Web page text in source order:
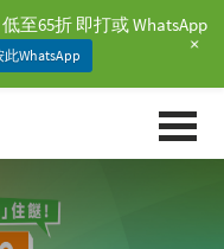
至65折 即打或 WhatsApp
此WhatsApp +